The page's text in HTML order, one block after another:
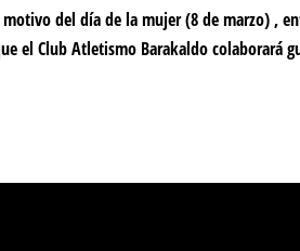
del día de la mujer (8 de marzo) ,
el Club Atletismo Barakaldo colaborará